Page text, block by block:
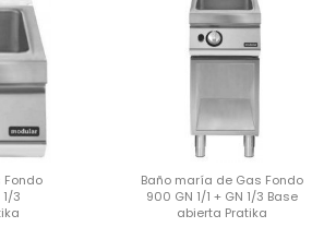
Fondo
3
Baño maría de Gas Fondo
900 GN 1/1 + GN 1/3 Base
abierta Pratika